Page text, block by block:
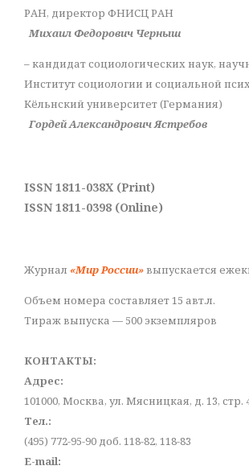
РАН, директор ФНИСЦ РАН
Михаил Федорович Черныш
– кандидат социологических наук,
Институт социологии и социальной
Кёльнский университет (Германия)
Гордей Александрович Ястребов
ISSN 1811-038X (Print)
ISSN 1811-0398 (Online)
Журнал «Мир России»выпускается
Объем номера составляет 15 авт.л.
Тираж выпуска — 500 экземпляров
КОНТАКТЫ:
Адрес:
101000, Москва, ул. Мясницкая, д. 13, стр.
Тел.:
(495) 772-95-90 доб. 118-82, 118-83
E-mail: